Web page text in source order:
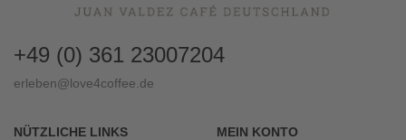
+49 (0) 361 23007204
erleben@love4coffee.de
NÜTZLICHE LINKS MEIN KONTO